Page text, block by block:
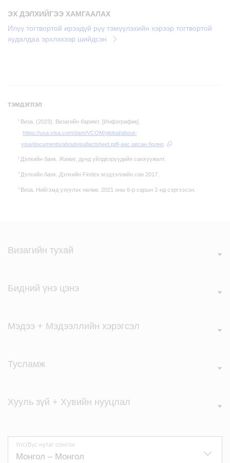
ЭХ ДЭЛХИЙГЭЭ ХАМГААЛАХ
Илүү тогтвортой ирээдүй рүү тэмүүлэхийн хэрээр тогтвортой
худалдаа эрхлэхээр шийдсэн
ТЭМДЭГЛЭЛ
Виза. (2023). Визагийн баримт. [Инфографик].
https://usa.visa.com/dam/VCOM/global/about-
visa/documents/aboutvisafactsheet.pdf-аас авсан болно
Дэлхийн банк. Жижиг, дунд үйлдвэрүүдийн санхүүжилт.
Дэлхийн банк. Дэлхийн Findex мэдээллийн сан 2017.
Виза. Нийгэмд үзүүлэх нөлөө. 2021 оны 6-р сарын 1-нд сэргээсэн.
Визагийн тухай
Бидний үнэ цэнэ
Мэдээ + Мэдээллийн хэрэгсэл
Тусламж
Хууль зүй + Хувийн нууцлал
Улс/бүс нутаг сонгох